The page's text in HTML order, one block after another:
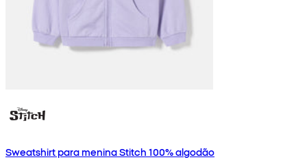
Sweatshirt para menina Stitch 100% algodão